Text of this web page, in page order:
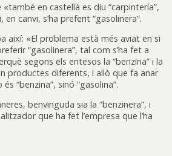
en castellà es diu “carpintería”,
en canvi, s’ha preferit “gasolinera”.
així: «El problema està més aviat en si
“gasolinera”, tal com s’ha fet a
segons els entesos la “benzina” i la
productes diferents, i allò que fa anar
“benzina”, sinó “gasolina”.
benvinguda sia la “benzinera”, i
que ha fet l’empresa que l’ha